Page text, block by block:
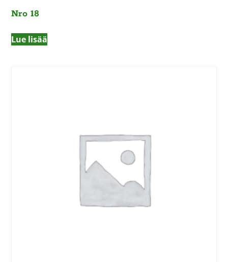
Nro 18
Lue lisää